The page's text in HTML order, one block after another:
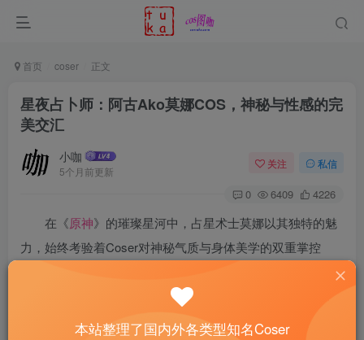
首页 coser 正文
星夜占卜师：阿古Ako莫娜COS，神秘与性感的完
美交汇
小咖
5个月前更新
关注 私信
0 6409 4226
在《原神》的璀璨星河中，占星术士莫娜以其独特的魅
力，始终考验着Coser对神秘气质与身体美学的双重掌控
交出了一份令人惊艳的答卷。她不仅精准复现了角
色的视觉符号，更以独特的个人演绎，让这位高傲的星象研
本站整理了国内外各类型知名Coser